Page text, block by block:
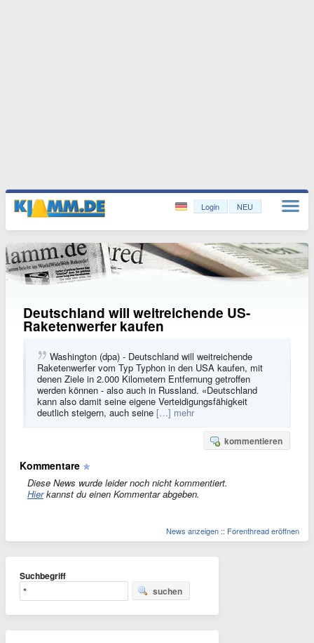
Login NEU
Deutschland will weitreichende US-
Raketenwerfer kaufen
Washington (dpa) - Deutschland will weitreichende
Raketenwerfer vom Typ Typhon in den USA kaufen, mit
denen Ziele in 2.000 Kilometern Entfernung getroffen
werden können - also auch in Russland. «Deutschland
kann also damit seine eigene Verteidigungsfähigkeit
deutlich steigern, auch seine […] mehr
kommentieren
Kommentare
Diese News wurde leider noch nicht kommentiert.
Hierkannst du einen Kommentar abgeben.
News anzeigen :: Forenthread eröffnen
Suchbegriff
suchen